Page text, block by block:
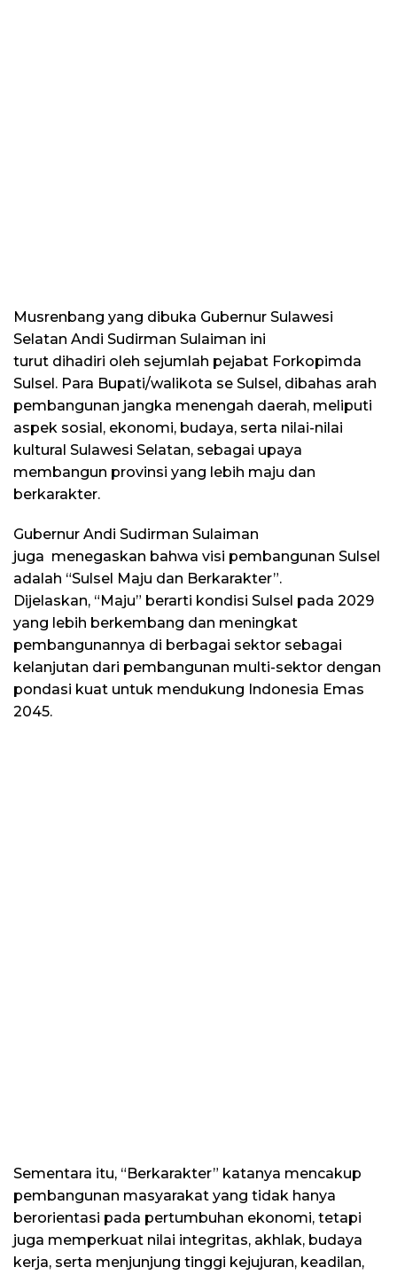
Musrenbang yang dibuka Gubernur Sulawesi
Selatan Andi Sudirman Sulaiman ini
turut dihadiri oleh sejumlah pejabat Forkopimda
Sulsel. Para Bupati/walikota se Sulsel, dibahas arah
pembangunan jangka menengah daerah, meliputi
aspek sosial, ekonomi, budaya, serta nilai-nilai
kultural Sulawesi Selatan, sebagai upaya
membangun provinsi yang lebih maju dan
berkarakter.
Gubernur Andi Sudirman Sulaiman
juga menegaskan bahwa visi pembangunan Sulsel
adalah “Sulsel Maju dan Berkarakter”.
Dijelaskan, “Maju” berarti kondisi Sulsel pada 2029
yang lebih berkembang dan meningkat
pembangunannya di berbagai sektor sebagai
kelanjutan dari pembangunan multi-sektor dengan
pondasi kuat untuk mendukung Indonesia Emas
2045.
Sementara itu, “Berkarakter” katanya mencakup
pembangunan masyarakat yang tidak hanya
berorientasi pada pertumbuhan ekonomi, tetapi
juga memperkuat nilai integritas, akhlak, budaya
kerja, serta menjunjung tinggi kejujuran, keadilan,